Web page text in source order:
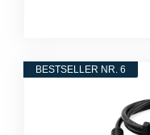
BESTSELLER NR. 6